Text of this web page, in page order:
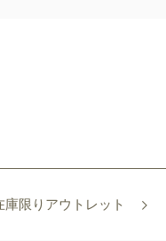
庫限りアウトレット